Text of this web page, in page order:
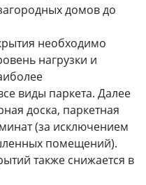
домов до
необходимо
нагрузки и
виды паркета. Далее
доска, паркетная
(за исключением
помещений).
также снижается в